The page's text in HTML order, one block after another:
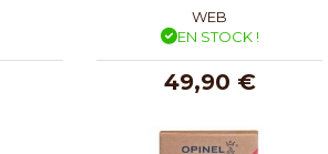
WEB
EN STOCK !
49,90 €